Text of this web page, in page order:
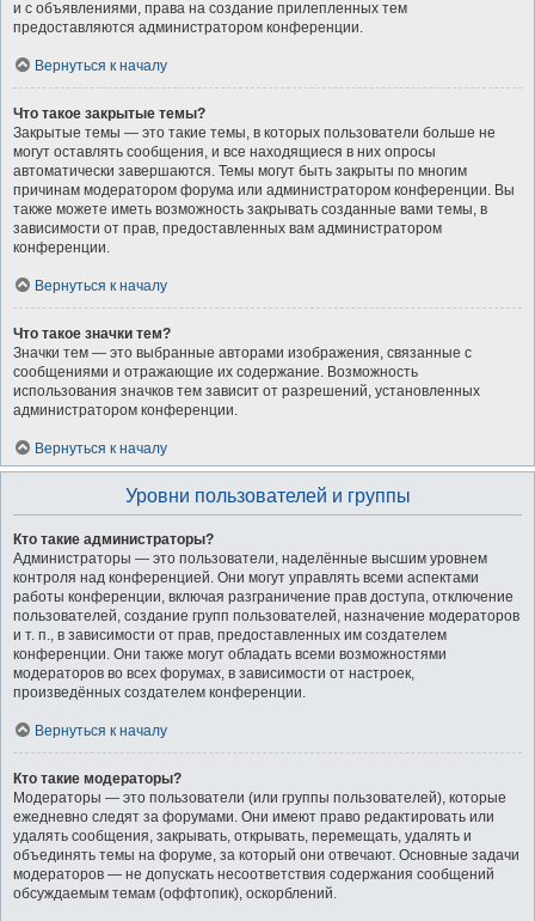
и с объявлениями, права на создание прилепленных тем
предоставляются администратором конференции.
Вернуться к началу
Что такое закрытые темы?
Закрытые темы — это такие темы, в которых пользователи больше не
могут оставлять сообщения, и все находящиеся в них опросы
автоматически завершаются. Темы могут быть закрыты по многим
причинам модератором форума или администратором конференции. Вы
также можете иметь возможность закрывать созданные вами темы, в
зависимости от прав, предоставленных вам администратором
конференции.
Вернуться к началу
Что такое значки тем?
Значки тем — это выбранные авторами изображения, связанные с
сообщениями и отражающие их содержание. Возможность
использования значков тем зависит от разрешений, установленных
администратором конференции.
Вернуться к началу
Уровни пользователей и группы
Кто такие администраторы?
Администраторы — это пользователи, наделённые высшим уровнем
контроля над конференцией. Они могут управлять всеми аспектами
работы конференции, включая разграничение прав доступа, отключение
пользователей, создание групп пользователей, назначение модераторов
и т. п., в зависимости от прав, предоставленных им создателем
конференции. Они также могут обладать всеми возможностями
модераторов во всех форумах, в зависимости от настроек,
произведённых создателем конференции.
Вернуться к началу
Кто такие модераторы?
Модераторы — это пользователи (или группы пользователей), которые
ежедневно следят за форумами. Они имеют право редактировать или
удалять сообщения, закрывать, открывать, перемещать, удалять и
объединять темы на форуме, за который они отвечают. Основные задачи
модераторов — не допускать несоответствия содержания сообщений
обсуждаемым темам (оффтопик), оскорблений.